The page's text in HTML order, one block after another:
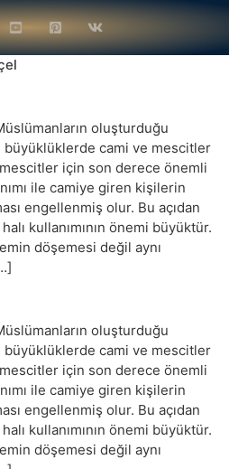
oluşturduğu
büyüklüklerde cami ve mescitler
mescitler için son derece önemli
ile camiye giren kişilerin
engellenmiş olur. Bu açıdan
kullanımının önemi büyüktür.
döşemesi değil aynı
oluşturduğu
büyüklüklerde cami ve mescitler
mescitler için son derece önemli
ile camiye giren kişilerin
engellenmiş olur. Bu açıdan
kullanımının önemi büyüktür.
döşemesi değil aynı